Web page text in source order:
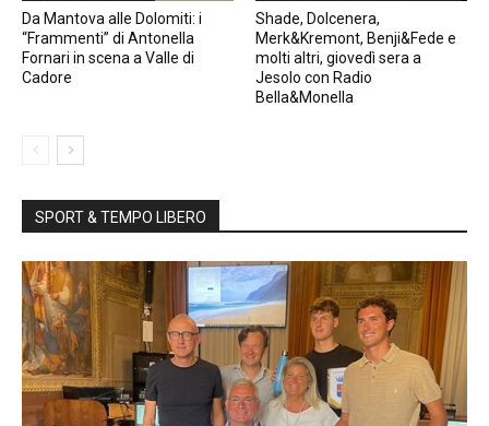
Da Mantova alle Dolomiti: i
“Frammenti” di Antonella
Fornari in scena a Valle di
Cadore
Shade, Dolcenera,
Merk&Kremont, Benji&Fede e
molti altri, giovedì sera a
Jesolo con Radio
Bella&Monella
SPORT & TEMPO LIBERO